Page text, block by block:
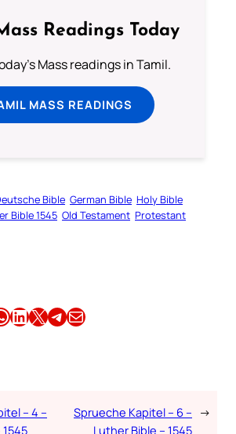
Readings Today
Mass readings in Tamil.
MASS READINGS
Bible German Bible Holy Bible
Bible 1545 Old Testament Protestant
Share this article on LinkedIn Share this article on X Share this article on TelegramEmail this Article
– 4 –
Sprueche Kapitel – 6 –
Luther Bible – 1545
→